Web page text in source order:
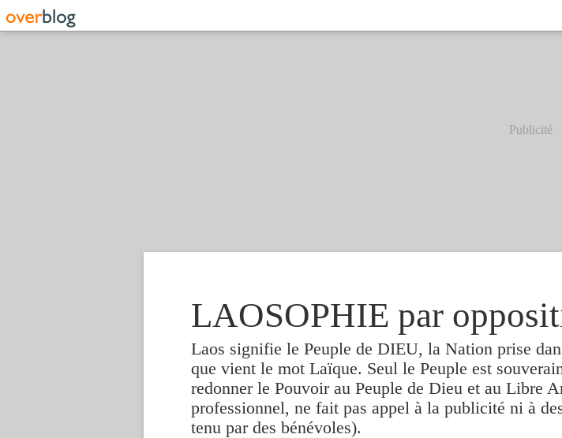
Publicité
LAOSOPHIE par
Laos signifie le Peuple de DIEU, la Nation prise
que vient le mot Laïque. Seul le Peuple est
redonner le Pouvoir au Peuple de Dieu et au Libre
professionnel, ne fait pas appel à la publicité ni à
tenu par des bénévoles).